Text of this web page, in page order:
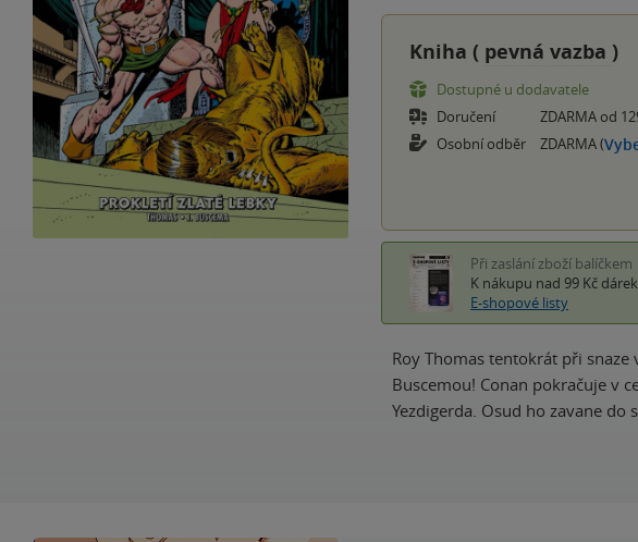
Kniha ( pevná vazba )
Dostupné u dodavatele
Doručení
ZDARMA od
Osobní odběr
ZDARMA (
Při zaslání zboží balíčkem
K nákupu nad 99 Kč
E-shopové listy
Roy Thomas tentokrát při
Buscemou! Conan pokračuje v
Yezdigerda. Osud ho zavane